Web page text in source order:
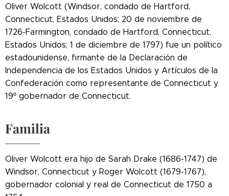
Oliver Wolcott (Windsor, condado de Hartford,
Connecticut, Estados Unidos; 20 de noviembre de
1726-Farmington, condado de Hartford, Connecticut,
Estados Unidos; 1 de diciembre de 1797) fue un político
estadounidense, firmante de la Declaración de
Independencia de los Estados Unidos y Artículos de la
Confederación como representante de Connecticut y
19º gobernador de Connecticut.
Familia
Oliver Wolcott era hijo de Sarah Drake (1686-1747) de
Windsor, Connecticut y Roger Wolcott (1679-1767),
gobernador colonial y real de Connecticut de 1750 a